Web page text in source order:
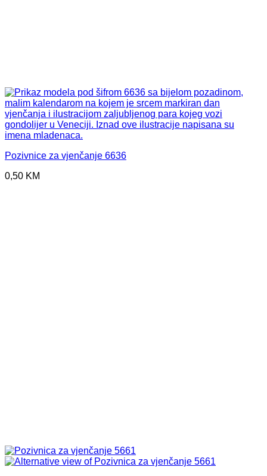
Pozivnice za vjenčanje 6636
0,50 KM